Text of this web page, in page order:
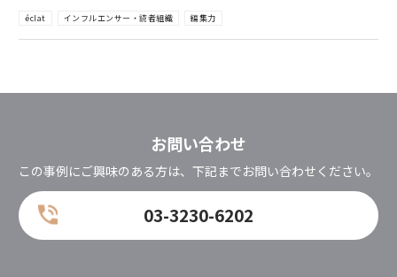
éclat インフルエンサー・読者組織 編集力
お問い合わせ
この事例にご興味のある方は、下記までお問い合わせください。
03-3230-6202